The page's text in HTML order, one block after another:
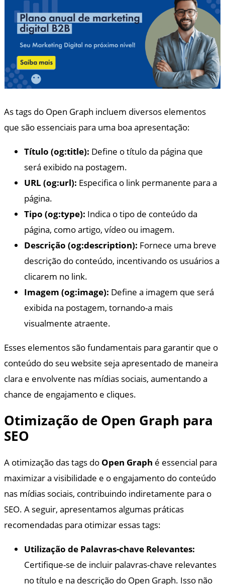
As tags do Open Graph incluem diversos elementos
que são essenciais para uma boa apresentação:
Título (og:title): Define o título da página que
será exibido na postagem.
URL (og:url): Especifica o link permanente para a
página.
Tipo (og:type): Indica o tipo de conteúdo da
página, como artigo, vídeo ou imagem.
Descrição (og:description): Fornece uma breve
descrição do conteúdo, incentivando os usuários a
clicarem no link.
Imagem (og:image): Define a imagem que será
exibida na postagem, tornando-a mais
visualmente atraente.
Esses elementos são fundamentais para garantir que o
conteúdo do seu website seja apresentado de maneira
clara e envolvente nas mídias sociais, aumentando a
chance de engajamento e cliques.
Otimização de Open Graph para
SEO
A otimização das tags do Open Graph é essencial para
maximizar a visibilidade e o engajamento do conteúdo
nas mídias sociais, contribuindo indiretamente para o
SEO. A seguir, apresentamos algumas práticas
recomendadas para otimizar essas tags:
Utilização de Palavras-chave Relevantes:
Certifique-se de incluir palavras-chave relevantes
no título e na descrição do Open Graph. Isso não